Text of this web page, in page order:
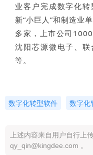
业客户完成数字化
新“小巨人”和制造业
多家，上市公司
沈阳芯源微电子、
等。
数字化转型软件 数字化
上述内容来自用户自行上
qy_qin@kingdee.com 。